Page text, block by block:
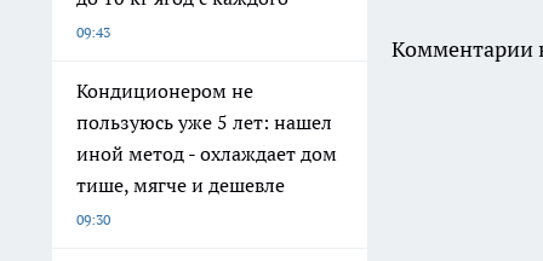
09:43
Кондиционером не
пользуюсь уже 5 лет: нашел
иной метод - охлаждает дом
тише, мягче и дешевле
09:30
Комментарии